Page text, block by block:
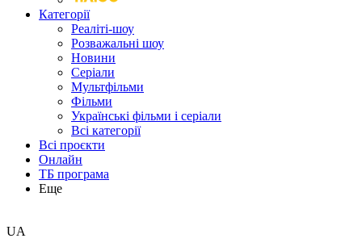
Категорії
Реаліті-шоу
Розважальні шоу
Новини
Серіали
Мультфільми
Фільми
Українські фільми і серіали
Всі категорії
Всі проєкти
Онлайн
ТБ програма
Еще
UA